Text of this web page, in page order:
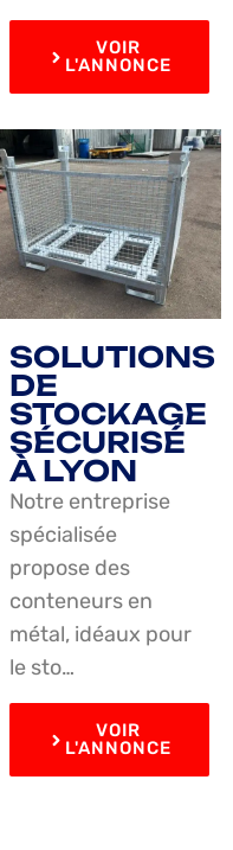
VOIR
L'ANNONCE
SOLUTIONS
DE
STOCKAGE
SÉCURISÉ
À LYON
Notre entreprise
spécialisée
propose des
conteneurs en
métal, idéaux pour
le sto…
VOIR
L'ANNONCE